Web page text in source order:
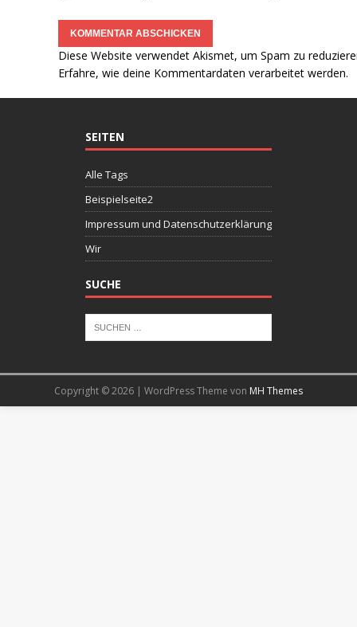
Diese Website verwendet Akismet, um Spam zu
Erfahre, wie deine Kommentardaten verarbeitet werden.
SEITEN
Alle Tags
Beispielseite2
Impressum und Datenschutzerklärung
Wir
SUCHE
Copyright © 2026 | WordPress Theme von MH Themes